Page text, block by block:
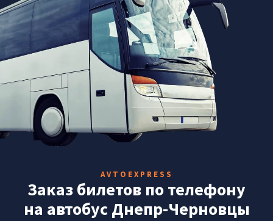
AVTOEXPRESS
Заказ билетов по телефону
на автобус Днепр-Черновцы